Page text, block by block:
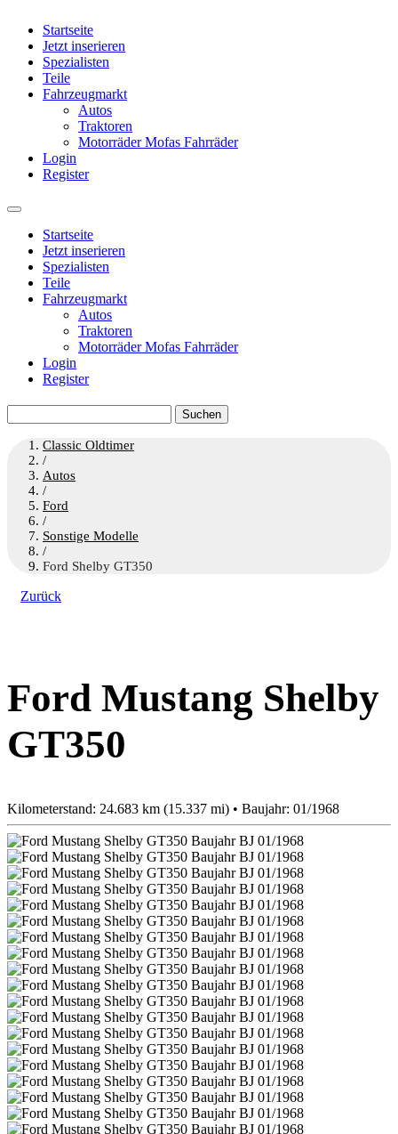
Startseite
Jetzt inserieren
Spezialisten
Teile
Fahrzeugmarkt
Autos
Traktoren
Motorräder Mofas Fahrräder
Login
Register
Startseite
Jetzt inserieren
Spezialisten
Teile
Fahrzeugmarkt
Autos
Traktoren
Motorräder Mofas Fahrräder
Login
Register
nach:
Classic Oldtimer
/
Autos
/
Ford
/
Sonstige Modelle
/
Ford Shelby GT350
Zurück
Ford Mustang Shelby
GT350
Kilometerstand: 24.683 km (15.337 mi) • Baujahr: 01/1968